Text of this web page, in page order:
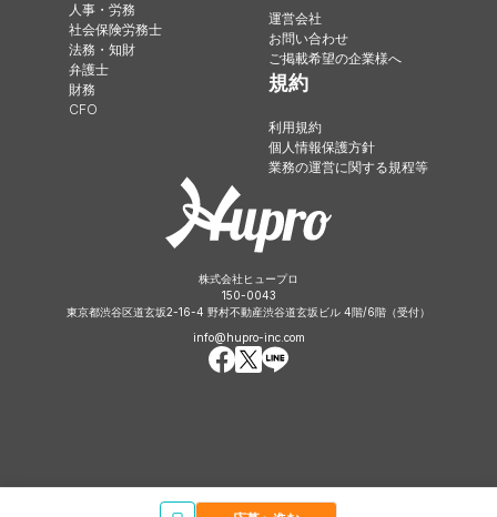
人事・労務
社会保険労務士
法務・知財
弁護士
財務
CFO
運営会社
お問い合わせ
ご掲載希望の企業様へ
規約
利用規約
個人情報保護方針
業務の運営に関する規程等
株式会社ヒュープロ
150-0043
東京都渋谷区道玄坂2-16-4 野村不動産渋谷道玄坂ビル 4階/6階（受付）
info@hupro-inc.com